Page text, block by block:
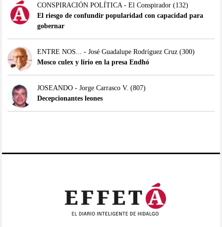
CONSPIRACIÓN POLÍTICA - El Conspirador(132)
El riesgo de confundir popularidad con capacidad para
gobernar
ENTRE NOS... - José Guadalupe Rodríguez Cruz(300)
Mosco culex y lirio en la presa Endhó
JOSEANDO - Jorge Carrasco V. (807)
Decepcionantes leones